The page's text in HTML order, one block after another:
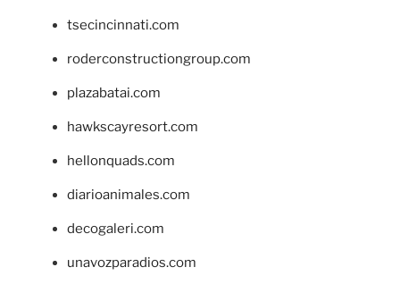
tsecincinnati.com
roderconstructiongroup.com
plazabatai.com
hawkscayresort.com
hellonquads.com
diarioanimales.com
decogaleri.com
unavozparadios.com